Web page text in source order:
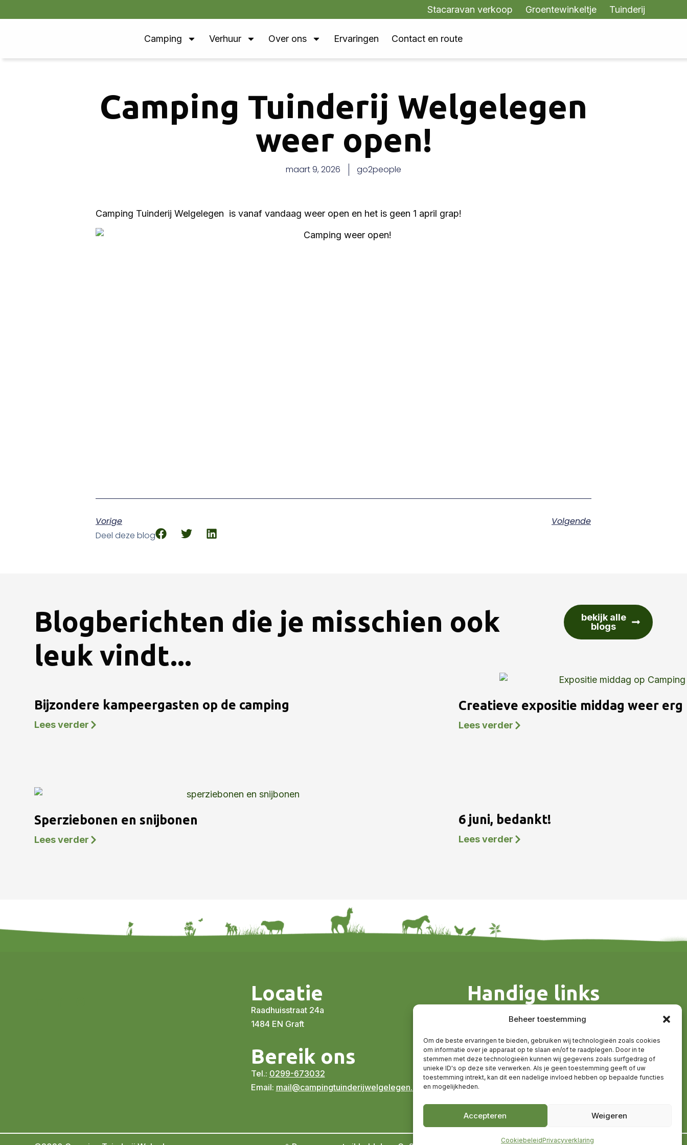
Beheer toestemming
Om de beste ervaringen te bieden, gebruiken wij technologieën zoals cookies
om informatie over je apparaat op te slaan en/of te raadplegen. Door in te
stemmen met deze technologieën kunnen wij gegevens zoals surfgedrag of
unieke ID's op deze site verwerken. Als je geen toestemming geeft of uw
toestemming intrekt, kan dit een nadelige invloed hebben op bepaalde functies
en mogelijkheden.
Accepteren Weigeren
CookiebeleidPrivacyverklaring
Stacaravan verkoop Groentewinkeltje Tuinderij
Camping Verhuur Over ons Ervaringen Contact en route
Camping Tuinderij Welgelegen
weer open!
maart 9, 2026 go2people
Camping Tuinderij Welgelegen is vanaf vandaag weer open en het is geen 1 april grap!
Vorige
Volgende
Deel deze blog
Blogberichten die je misschien ook
leuk vindt...
bekijk alle
blogs
Bijzondere kampeergasten op de camping
Lees verder
Creatieve expositie middag weer erg
Lees verder
Sperziebonen en snijbonen
Lees verder
6 juni, bedankt!
Lees verder
Locatie
Raadhuisstraat 24a
1484 EN Graft
Bereik ons
Tel.: 0299-673032
Email: mail@campingtuinderijwelgelegen.nl
Handige links
Contact en route
Sitemap